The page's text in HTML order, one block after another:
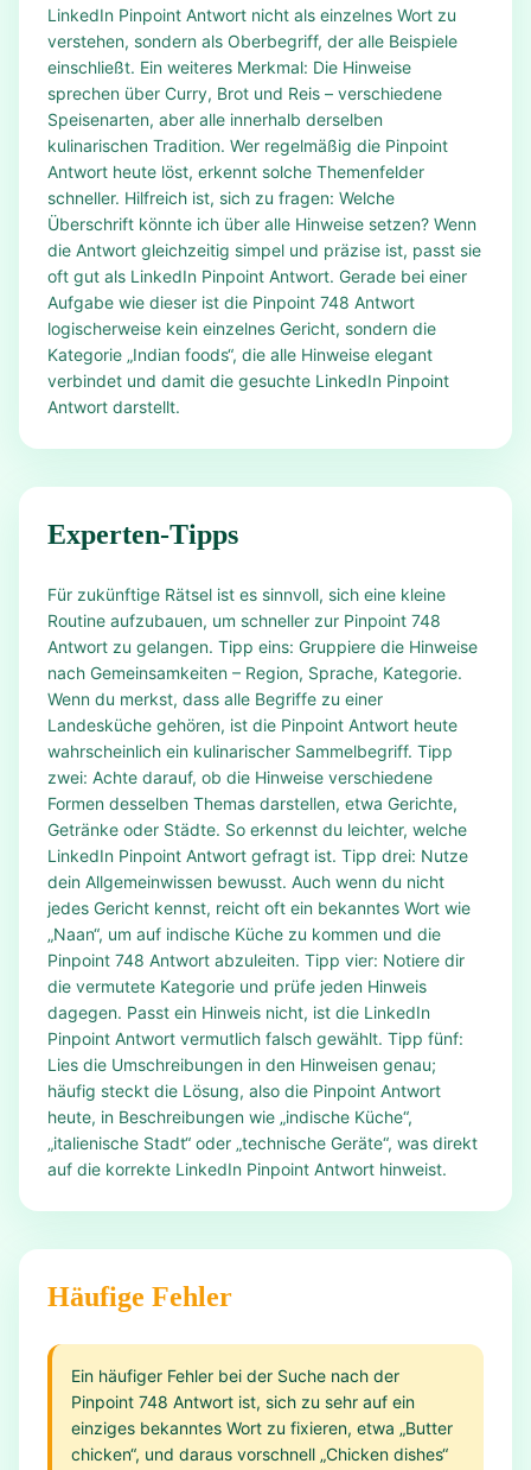
LinkedIn Pinpoint Antwort nicht als einzelnes Wort zu
verstehen, sondern als Oberbegriff, der alle Beispiele
einschließt. Ein weiteres Merkmal: Die Hinweise
sprechen über Curry, Brot und Reis – verschiedene
Speisenarten, aber alle innerhalb derselben
kulinarischen Tradition. Wer regelmäßig die Pinpoint
Antwort heute löst, erkennt solche Themenfelder
schneller. Hilfreich ist, sich zu fragen: Welche
Überschrift könnte ich über alle Hinweise setzen? Wenn
die Antwort gleichzeitig simpel und präzise ist, passt sie
oft gut als LinkedIn Pinpoint Antwort. Gerade bei einer
Aufgabe wie dieser ist die Pinpoint 748 Antwort
logischerweise kein einzelnes Gericht, sondern die
Kategorie „Indian foods“, die alle Hinweise elegant
verbindet und damit die gesuchte LinkedIn Pinpoint
Antwort darstellt.
Experten-Tipps
Für zukünftige Rätsel ist es sinnvoll, sich eine kleine
Routine aufzubauen, um schneller zur Pinpoint 748
Antwort zu gelangen. Tipp eins: Gruppiere die Hinweise
nach Gemeinsamkeiten – Region, Sprache, Kategorie.
Wenn du merkst, dass alle Begriffe zu einer
Landesküche gehören, ist die Pinpoint Antwort heute
wahrscheinlich ein kulinarischer Sammelbegriff. Tipp
zwei: Achte darauf, ob die Hinweise verschiedene
Formen desselben Themas darstellen, etwa Gerichte,
Getränke oder Städte. So erkennst du leichter, welche
LinkedIn Pinpoint Antwort gefragt ist. Tipp drei: Nutze
dein Allgemeinwissen bewusst. Auch wenn du nicht
jedes Gericht kennst, reicht oft ein bekanntes Wort wie
„Naan“, um auf indische Küche zu kommen und die
Pinpoint 748 Antwort abzuleiten. Tipp vier: Notiere dir
die vermutete Kategorie und prüfe jeden Hinweis
dagegen. Passt ein Hinweis nicht, ist die LinkedIn
Pinpoint Antwort vermutlich falsch gewählt. Tipp fünf:
Lies die Umschreibungen in den Hinweisen genau;
häufig steckt die Lösung, also die Pinpoint Antwort
heute, in Beschreibungen wie „indische Küche“,
„italienische Stadt“ oder „technische Geräte“, was direkt
auf die korrekte LinkedIn Pinpoint Antwort hinweist.
Häufige Fehler
Ein häufiger Fehler bei der Suche nach der
Pinpoint 748 Antwort ist, sich zu sehr auf ein
einziges bekanntes Wort zu fixieren, etwa „Butter
chicken“, und daraus vorschnell „Chicken dishes“